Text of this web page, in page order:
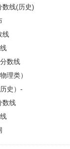
数线(历史)
线
数线
理类）
史）-
数线